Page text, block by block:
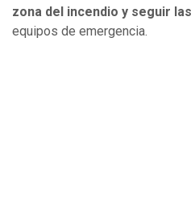
zona del incendio y seguir
equipos de emergencia.